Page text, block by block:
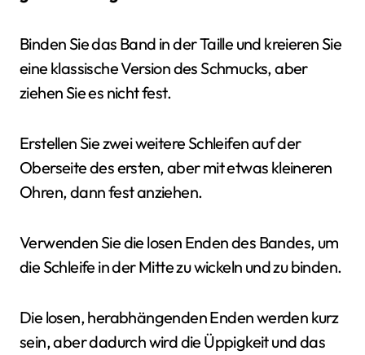
Binden Sie das Band in der Taille und kreieren Sie
eine klassische Version des Schmucks, aber
ziehen Sie es nicht fest.
Erstellen Sie zwei weitere Schleifen auf der
Oberseite des ersten, aber mit etwas kleineren
Ohren, dann fest anziehen.
Verwenden Sie die losen Enden des Bandes, um
die Schleife in der Mitte zu wickeln und zu binden.
Die losen, herabhängenden Enden werden kurz
sein, aber dadurch wird die Üppigkeit und das